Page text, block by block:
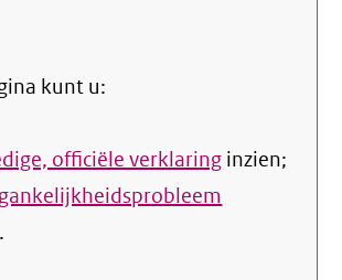
kunt u:
officiële verklaring inzien;